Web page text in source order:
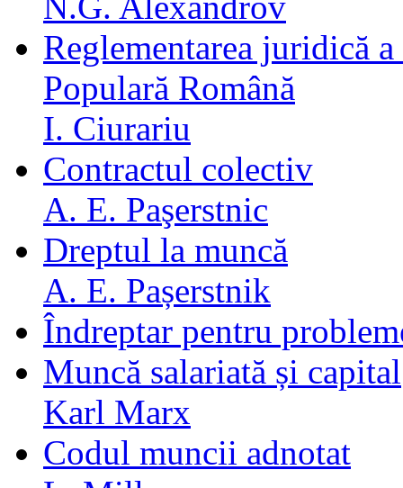
Reglementarea juridică
Populară Română
I. Ciurariu
Contractul colectiv
A. E. Paşerstnic
Dreptul la muncă
A. E. Pașerstnik
Îndreptar pentru
Muncă salariată și capital
Karl Marx
Codul muncii adnotat